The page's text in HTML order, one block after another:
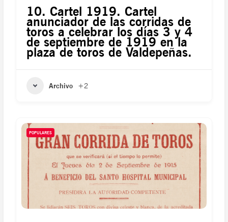
10. Cartel 1919. Cartel
anunciador de las corridas de
toros a celebrar los días 3 y 4
de septiembre de 1919 en la
plaza de toros de Valdepeñas.
Archivo +2
POPULARES